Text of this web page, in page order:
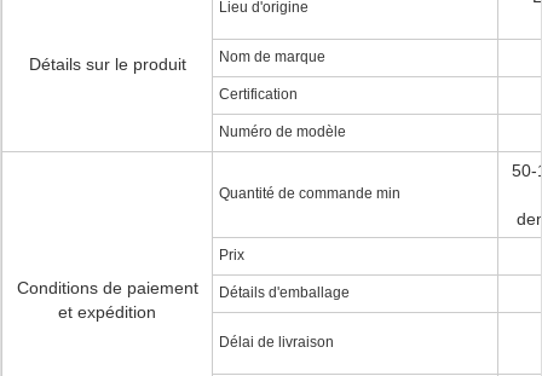
Détails sur le produit
Lieu d'origine
Nom de marque
Certification
Numéro de modèle
Conditions de paiement
et expédition
Quantité de commande min
50-
Prix
Détails d'emballage
Délai de livraison